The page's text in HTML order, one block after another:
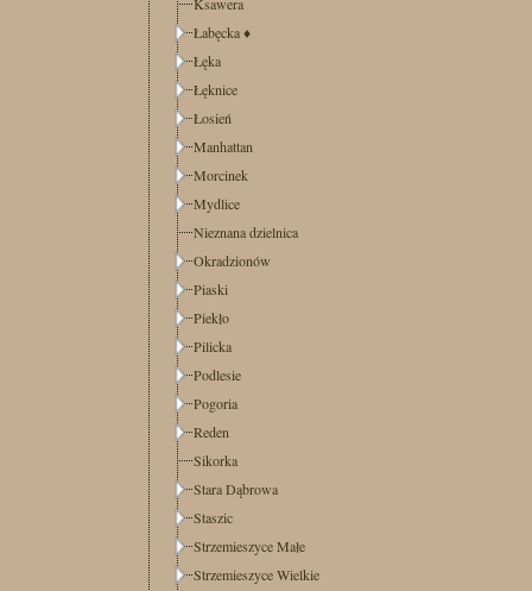
Łabęcka♦
Łęka
Łęknice
Łosień
Manhattan
Morcinek
Mydlice
Nieznana dzielnica
Okradzionów
Piaski
Piekło
Pilicka
Podlesie
Pogoria
Reden
Sikorka
Stara Dąbrowa
Staszic
Strzemieszyce Małe
Strzemieszyce Wielkie